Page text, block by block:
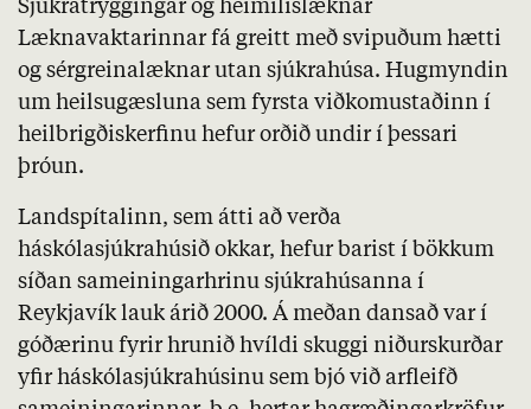
Sjúkratryggingar og heimilislæknar
Læknavaktarinnar fá greitt með svipuðum hætti
og sérgreinalæknar utan sjúkrahúsa. Hugmyndin
um heilsugæsluna sem fyrsta viðkomustaðinn í
heilbrigðiskerfinu hefur orðið undir í þessari
þróun.
Landspítalinn, sem átti að verða
háskólasjúkrahúsið okkar, hefur barist í bökkum
síðan sameiningarhrinu sjúkrahúsanna í
Reykjavík lauk árið 2000. Á meðan dansað var í
góðærinu fyrir hrunið hvíldi skuggi niðurskurðar
yfir háskólasjúkrahúsinu sem bjó við arfleifð